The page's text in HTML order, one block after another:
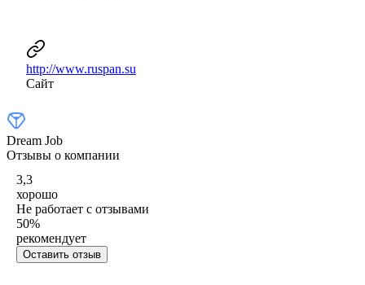
http://www.ruspan.su
Сайт
Dream Job
Отзывы о компании
3,3
хорошо
Не работает с отзывами
50%
рекомендует
Оставить отзыв